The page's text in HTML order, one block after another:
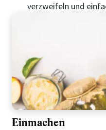
verzweifeln und
Einmachen